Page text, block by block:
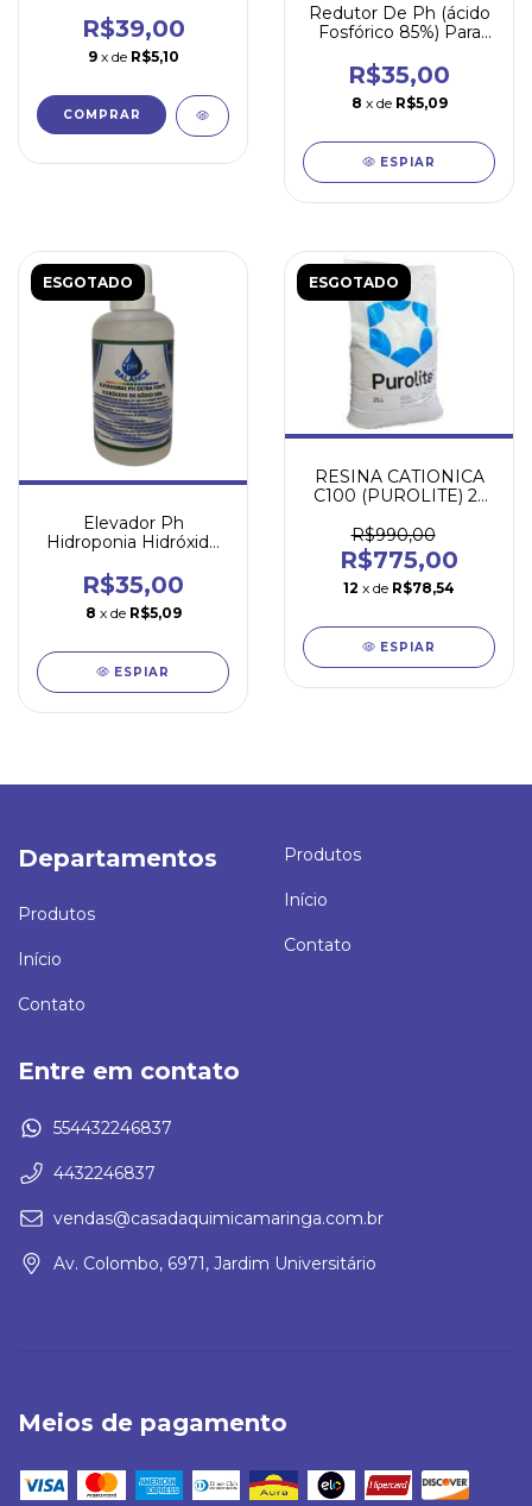
TÉCNICO
R$39,00
9 x de R$5,10
Redutor De Ph (ácido
Fosfórico 85%) Para
R$35,00
8 x de R$5,09
ESPIAR
ESGOTADO
Elevador Ph
Hidroponia Hidróxido
100ml
R$35,00
8 x de R$5,09
ESPIAR
ESGOTADO
RESINA CATIONICA
C100 (PUROLITE) 25
R$990,00
R$775,00
12 x de R$78,54
ESPIAR
Departamentos
Produtos
Início
Contato
Produtos
Início
Contato
Entre em contato
554432246837
4432246837
vendas@casadaquimicamaringa.com.br
Av. Colombo, 6971, Jardim Universitário
Meios de pagamento